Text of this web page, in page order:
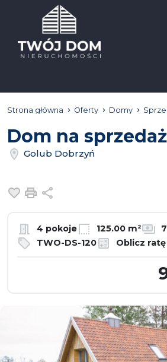
Strona główna Oferty Domy
Dom na sprzedaż
Golub Dobrzyń
Dodaj do ulubionych
Drukuj
4 pokoje 125.00 m²
TWO-DS-120 Oblicz